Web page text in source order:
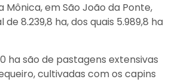
Mônica, em São João da Ponte,
8.239,8 ha, dos quais 5.989,8 ha
ha são de pastagens extensivas
cultivadas com os capins